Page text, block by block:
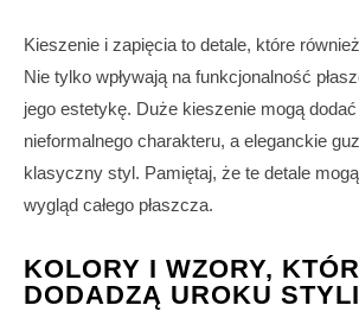
Kieszenie i zapięcia to detale, które
Nie tylko wpływają na funkcjonalność
jego estetykę. Duże kieszenie mogą
nieformalnego charakteru, a eleganckie
klasyczny styl. Pamiętaj, że te detale
wygląd całego płaszcza.
KOLORY I WZORY,
DODADZĄ UROKU